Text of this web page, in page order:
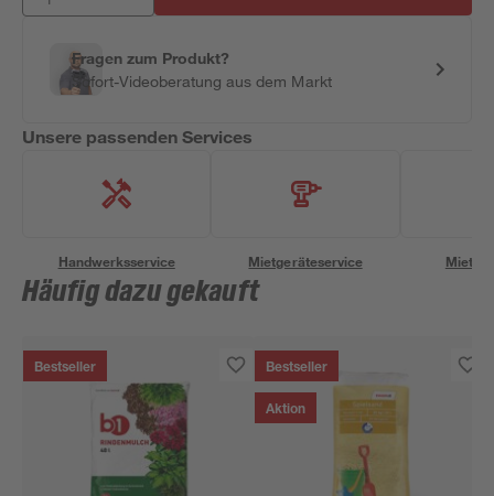
Fragen zum Produkt?
Sofort-Videoberatung aus dem Markt
Unsere passenden Services
Handwerksservice Mietgeräteservice
Häufig dazu gekauft
Bestseller Bestseller
Aktion